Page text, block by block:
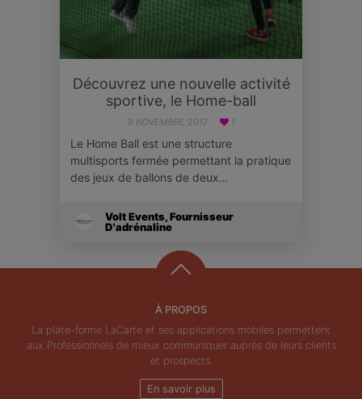
Découvrez une nouvelle activité
sportive, le Home-ball
9 NOVEMBRE 2017 1
Le Home Ball est une structure
multisports fermée permettant la pratique
des jeux de ballons de deux…
Volt Events, Fournisseur
D'adrénaline
À PROPOS
La plate-forme LaCarte et ses applications mobiles permettent
aux Professionnels de mieux communiquer auprès de leurs clients
et prospects.
En savoir plus